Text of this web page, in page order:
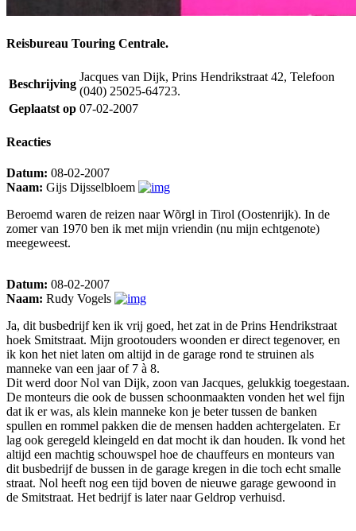
Reisbureau Touring Centrale.
Beschrijving
Jacques van Dijk, Prins Hendrikstraat 42, Telefoon
(040) 25025-64723.
Geplaatst op 07-02-2007
Reacties
Datum: 08-02-2007
Naam: Gijs Dijsselbloem
Beroemd waren de reizen naar Wõrgl in Tirol (Oostenrijk). In de
zomer van 1970 ben ik met mijn vriendin (nu mijn echtgenote)
meegeweest.
Datum: 08-02-2007
Naam: Rudy Vogels
Ja, dit busbedrijf ken ik vrij goed, het zat in de Prins Hendrikstraat
hoek Smitstraat. Mijn grootouders woonden er direct tegenover, en
ik kon het niet laten om altijd in de garage rond te struinen als
manneke van een jaar of 7 à 8.
Dit werd door Nol van Dijk, zoon van Jacques, gelukkig toegestaan.
De monteurs die ook de bussen schoonmaakten vonden het wel fijn
dat ik er was, als klein manneke kon je beter tussen de banken
spullen en rommel pakken die de mensen hadden achtergelaten. Er
lag ook geregeld kleingeld en dat mocht ik dan houden. Ik vond het
altijd een machtig schouwspel hoe de chauffeurs en monteurs van
dit busbedrijf de bussen in de garage kregen in die toch echt smalle
straat. Nol heeft nog een tijd boven de nieuwe garage gewoond in
de Smitstraat. Het bedrijf is later naar Geldrop verhuisd.